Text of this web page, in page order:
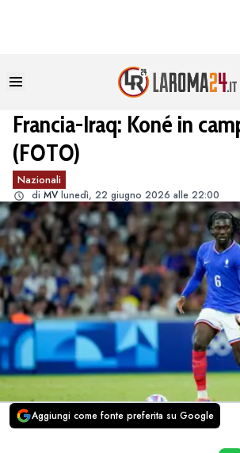
Francia-Iraq: Koné in
(FOTO)
Nazionali
di MV lunedì, 22 giugno 2026 alle 22:00
Aggiungi come fonte preferita su Google